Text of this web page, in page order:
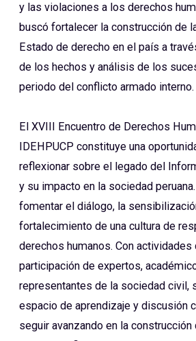
y las violaciones a los derechos
buscó fortalecer la construcción de
Estado de derecho en el país a
de los hechos y análisis de los
periodo del conflicto armado interno.
El XVIII Encuentro de Derechos
IDEHPUCP constituye una
reflexionar sobre el legado del
y su impacto en la sociedad
fomentar el diálogo, la
fortalecimiento de una cultura de
derechos humanos. Con
participación de expertos,
representantes de la sociedad civil,
espacio de aprendizaje y discusión
seguir avanzando en la construcción